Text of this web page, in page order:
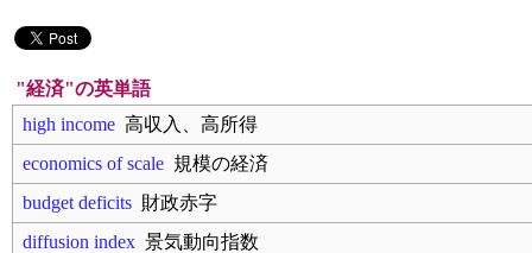
"経済"の英単語
high income 高収入、高所得
economics of scale 規模の経済
budget deficits 財政赤字
diffusion index 景気動向指数